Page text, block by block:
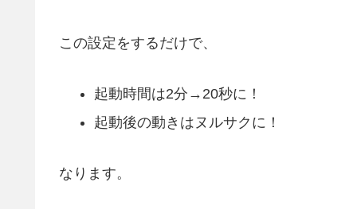
この設定をするだけで、
起動時間は2分→20秒に！
起動後の動きはヌルサクに！
なります。